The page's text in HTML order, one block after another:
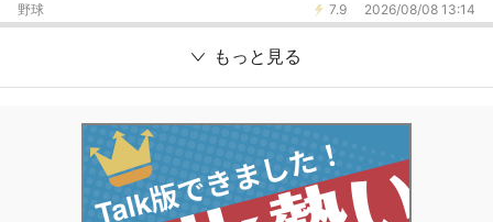
7.9 2026/08/08 13:14
野球
もっと見る